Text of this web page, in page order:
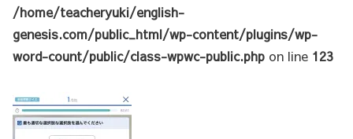
/home/teacheryuki/english-
genesis.com/public_html/wp-content/plugins/wp-
word-count/public/class-wpwc-public.php on line 123